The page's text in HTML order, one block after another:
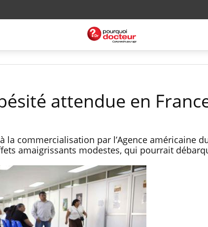
attendue en
la commercialisation par l’Agence américaine
amaigrissants modestes, qui pourrait